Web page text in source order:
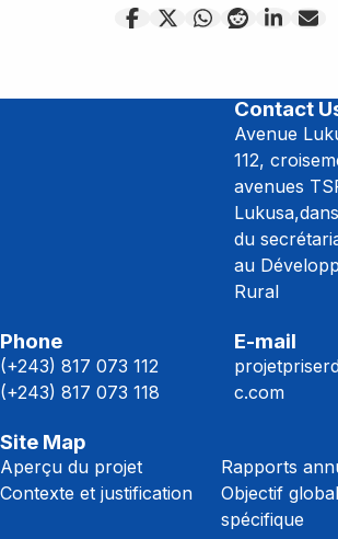
Contact
Avenue
112,
avenues
du
au
Rural
Phone
(+243) 817 073 112
(+243) 817 073 118
E-mail
c.com
Site Map
Aperçu du projet
Rapports
Contexte et justification
Objectif
spécifique